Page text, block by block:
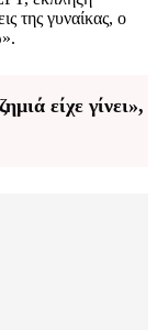
της γυναίκας, ο
είχε γίνει»,